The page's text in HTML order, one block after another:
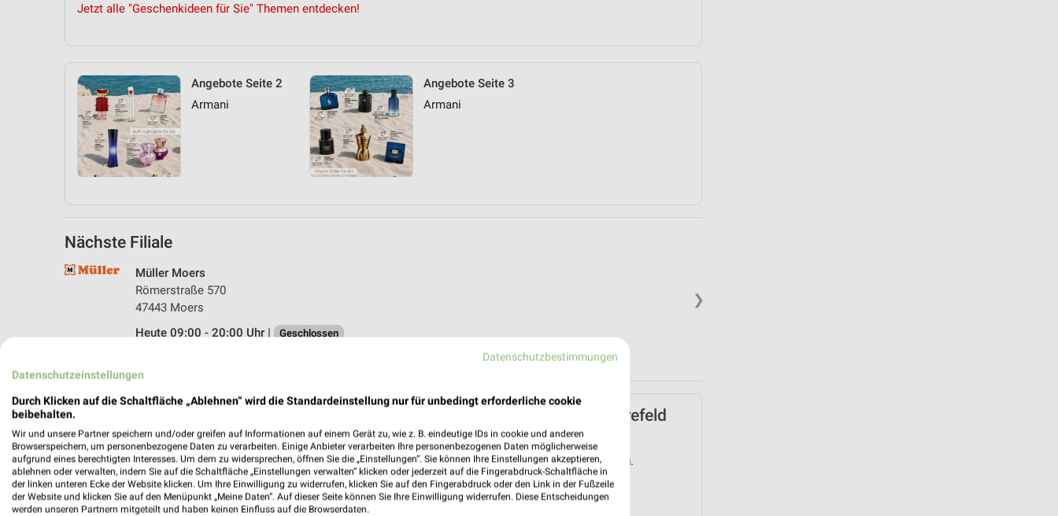
Jetzt alle "Geschenkideen für Sie" Themen entdecken!
Angebote Seite 2
Armani
Angebote Seite 3
Armani
Nächste Filiale
❯
Müller Moers
Römerstraße 570
47443 Moers
Heute 09:00 - 20:00 Uhr |
Geschlossen
Müller Prospekt für Krefeld
ab Mo. den 03.08.
Gültig von 03. Aug. bis 08. Aug.
📅 Kalendereintrag erstellen
Datenschutzbestimmungen
Datenschutzeinstellungen
Durch Klicken auf die Schaltfläche „Ablehnen“ wird die Standardeinstellung nur für unbedingt erforderliche cookie
beibehalten.
Wir und unsere Partner speichern und/oder greifen auf Informationen auf einem Gerät zu, wie z. B. eindeutige IDs in cookie und anderen
Browserspeichern, um personenbezogene Daten zu verarbeiten. Einige Anbieter verarbeiten Ihre personenbezogenen Daten möglicherweise
aufgrund eines berechtigten Interesses. Um dem zu widersprechen, öffnen Sie die „Einstellungen“. Sie können Ihre Einstellungen akzeptieren,
ablehnen oder verwalten, indem Sie auf die Schaltfläche „Einstellungen verwalten“ klicken oder jederzeit auf die Fingerabdruck-Schaltfläche in
der linken unteren Ecke der Website klicken. Um Ihre Einwilligung zu widerrufen, klicken Sie auf den Fingerabdruck oder den Link in der Fußzeile
der Website und klicken Sie auf den Menüpunkt „Meine Daten“. Auf dieser Seite können Sie Ihre Einwilligung widerrufen. Diese Entscheidungen
werden unseren Partnern mitgeteilt und haben keinen Einfluss auf die Browserdaten.